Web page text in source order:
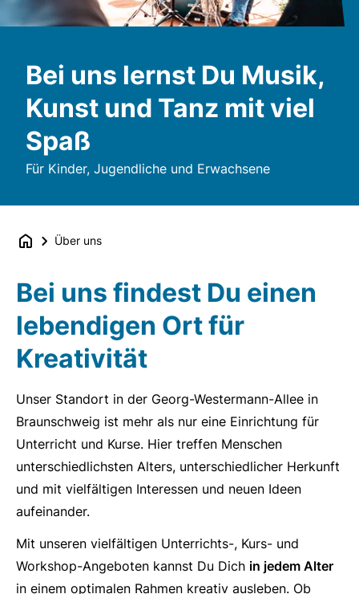
Bei uns lernst Du Musik,
Kunst und Tanz mit viel
Spaß
Für Kinder, Jugendliche und Erwachsene
Über uns
Bei uns findest Du einen
lebendigen Ort für
Kreativität
Unser Standort in der Georg-Westermann-Allee in
Braunschweig ist mehr als nur eine Einrichtung für
Unterricht und Kurse. Hier treffen Menschen
unterschiedlichsten Alters, unterschiedlicher Herkunft
und mit vielfältigen Interessen und neuen Ideen
aufeinander.
Mit unseren vielfältigen Unterrichts-, Kurs- und
Workshop-Angeboten kannst Du Dich in jedem Alter
in einem optimalen Rahmen kreativ ausleben. Ob